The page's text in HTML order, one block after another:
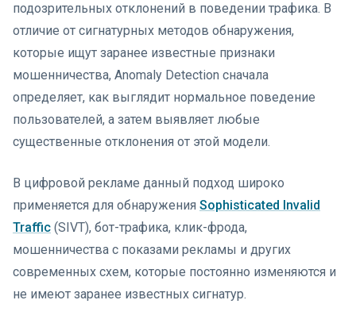
подозрительных отклонений в поведении трафика. В
отличие от сигнатурных методов обнаружения,
которые ищут заранее известные признаки
мошенничества, Anomaly Detection сначала
определяет, как выглядит нормальное поведение
пользователей, а затем выявляет любые
существенные отклонения от этой модели.
В цифровой рекламе данный подход широко
применяется для обнаружения Sophisticated Invalid
Traffic (SIVT), бот-трафика, клик-фрода,
мошенничества с показами рекламы и других
современных схем, которые постоянно изменяются и
не имеют заранее известных сигнатур.